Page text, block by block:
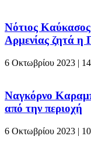
Νότιος
Αρμενίας ζητά η
6 Οκτωβρίου 2023 |
Ναγκόρνο
από την περιοχή
6 Οκτωβρίου 2023 |